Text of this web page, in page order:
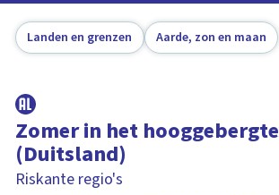
Landen en grenzen Aarde, zon en maan
Zomer in het hooggebergte
(Duitsland)
Riskante regio's